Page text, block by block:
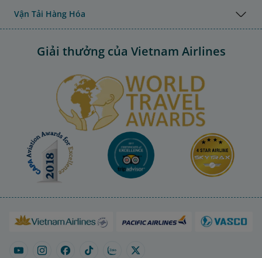
Vận Tải Hàng Hóa
Giải thưởng của Vietnam Airlines